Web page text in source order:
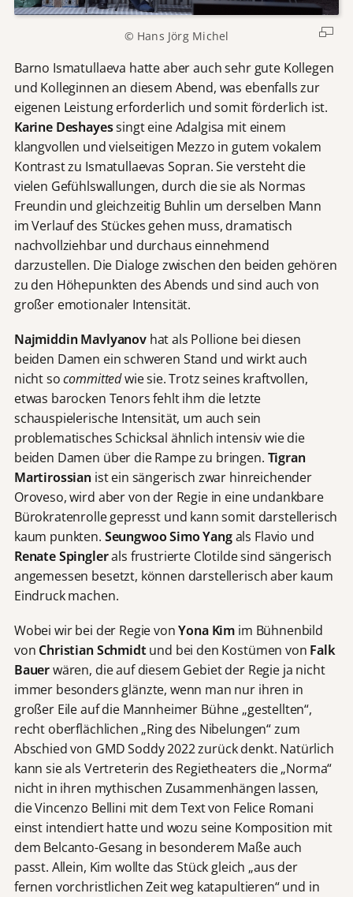
© Hans Jörg Michel
Barno Ismatullaeva hatte aber auch sehr gute Kollegen
und Kolleginnen an diesem Abend, was ebenfalls zur
eigenen Leistung erforderlich und somit förderlich ist.
Karine Deshayessingt eine Adalgisa mit einem
klangvollen und vielseitigen Mezzo in gutem vokalem
Kontrast zu Ismatullaevas Sopran. Sie versteht die
vielen Gefühlswallungen, durch die sie als Normas
Freundin und gleichzeitig Buhlin um derselben Mann
im Verlauf des Stückes gehen muss, dramatisch
nachvollziehbar und durchaus einnehmend
darzustellen. Die Dialoge zwischen den beiden gehören
zu den Höhepunkten des Abends und sind auch von
großer emotionaler Intensität.
Najmiddin Mavlyanovhat als Pollione bei diesen
beiden Damen ein schweren Stand und wirkt auch
nicht socommittedwie sie. Trotz seines kraftvollen,
etwas barocken Tenors fehlt ihm die letzte
schauspielerische Intensität, um auch sein
problematisches Schicksal ähnlich intensiv wie die
beiden Damen über die Rampe zu bringen. Tigran
Martirossian ist ein sängerisch zwar hinreichender
Oroveso, wird aber von der Regie in eine undankbare
Bürokratenrolle gepresst und kann somit darstellerisch
kaum punkten. Seungwoo Simo Yangals Flavio und
Renate Spinglerals frustrierte Clotilde sind sängerisch
angemessen besetzt, können darstellerisch aber kaum
Eindruck machen.
Wobei wir bei der Regie vonYona Kim im Bühnenbild
von Christian Schmidtund bei den Kostümen von Falk
Bauerwären, die auf diesem Gebiet der Regie ja nicht
immer besonders glänzte, wenn man nur ihren in
großer Eile auf die Mannheimer Bühne „gestellten“,
recht oberflächlichen „Ring des Nibelungen“ zum
Abschied von GMD Soddy 2022 zurück denkt. Natürlich
kann sie als Vertreterin des Regietheaters die „Norma“
nicht in ihren mythischen Zusammenhängen lassen,
die Vincenzo Bellini mit dem Text von Felice Romani
einst intendiert hatte und wozu seine Komposition mit
dem Belcanto-Gesang in besonderem Maße auch
passt. Allein, Kim wollte das Stück gleich „aus der
fernen vorchristlichen Zeit weg katapultieren“ und in